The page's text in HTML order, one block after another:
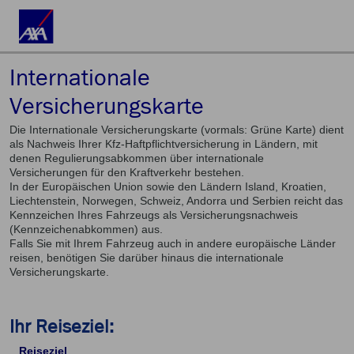
Internationale
Versicherungskarte
Die Internationale Versicherungskarte (vormals: Grüne Karte) dient
als Nachweis Ihrer Kfz-Haftpflichtversicherung in Ländern, mit
denen Regulierungsabkommen über internationale
Versicherungen für den Kraftverkehr bestehen.
In der Europäischen Union sowie den Ländern Island, Kroatien,
Liechtenstein, Norwegen, Schweiz, Andorra und Serbien reicht das
Kennzeichen Ihres Fahrzeugs als Versicherungsnachweis
(Kennzeichenabkommen) aus.
Falls Sie mit Ihrem Fahrzeug auch in andere europäische Länder
reisen, benötigen Sie darüber hinaus die internationale
Versicherungskarte.
Ihr Reiseziel:
Reiseziel